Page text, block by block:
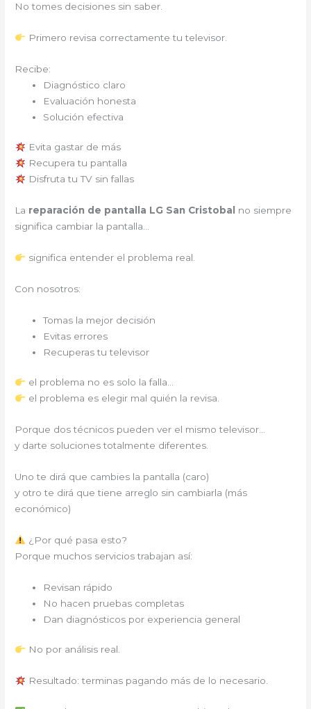
No tomes decisiones sin saber.
Primero revisa correctamente tu televisor.
Recibe:
Diagnóstico claro
Evaluación honesta
Solución efectiva
Evita gastar de más
Recupera tu pantalla
Disfruta tu TV sin fallas
La reparación de pantalla LG San Cristobal
no siempre
significa cambiar la pantalla…
significa entender el problema real.
Con nosotros:
Tomas la mejor decisión
Evitas errores
Recuperas tu televisor
el problema no es solo la falla…
el problema es elegir mal quién la revisa.
Porque dos técnicos pueden ver el mismo televisor…
y darte soluciones totalmente diferentes.
Uno te dirá que cambies la pantalla (caro)
y otro te dirá que tiene arreglo sin cambiarla (más
económico)
¿Por qué pasa esto?
Porque muchos servicios trabajan así:
Revisan rápido
No hacen pruebas completas
Dan diagnósticos por experiencia general
No por análisis real.
Resultado: terminas pagando más de lo necesario.